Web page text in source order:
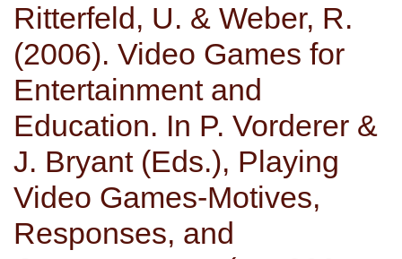
Ritterfeld, U. & Weber, R.
(2006). Video Games for
Entertainment and
Education. In P. Vorderer &
J. Bryant (Eds.), Playing
Video Games-Motives,
Responses, and